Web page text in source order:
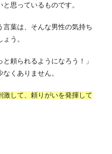
思っているものです。
言葉は、そんな男性の気持ち
う。
頼られるようになろう！」
くありません。
激して、頼りがいを発揮して